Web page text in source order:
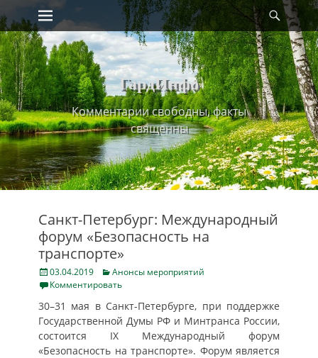
Skip
to
content
Primary Menu
ГардИнфо
Комментарии свободны, факты
священны
Санкт-Петербург: Международный
форум «Безопасность на
транспорте»
Posted
on
03.04.2019 Categories
Анонсы мероприятий
Комментировать
30–31 мая в Санкт-Петербурге, при поддержке
Государственной Думы РФ и Минтранса России,
состоится IX Международный форум
«Безопасность на транспорте». Форум является